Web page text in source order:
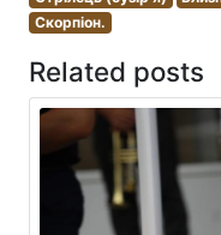
Скорпіон.
Related posts